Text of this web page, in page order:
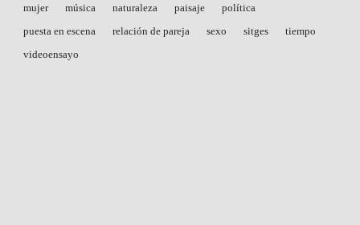
mujer
música naturaleza paisaje
política
puesta en escena
relación de pareja sexo sitges
tiempo
videoensayo